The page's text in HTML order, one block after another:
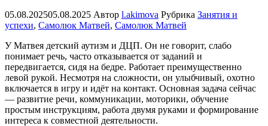
05.08.202505.08.2025 Автор l.akimova Рубрика Занятия и
успехи, Самолюк Матвей, Самолюк Матвей
У Матвея детский аутизм и ДЦП. Он не говорит, слабо
понимает речь, часто отказывается от заданий и
передвигается, сидя на бедре. Работает преимущественно
левой рукой. Несмотря на сложности, он улыбчивый, охотно
включается в игру и идёт на контакт. Основная задача сейчас
— развитие речи, коммуникации, моторики, обучение
простым инструкциям, работа двумя руками и формирование
интереса к совместной деятельности.